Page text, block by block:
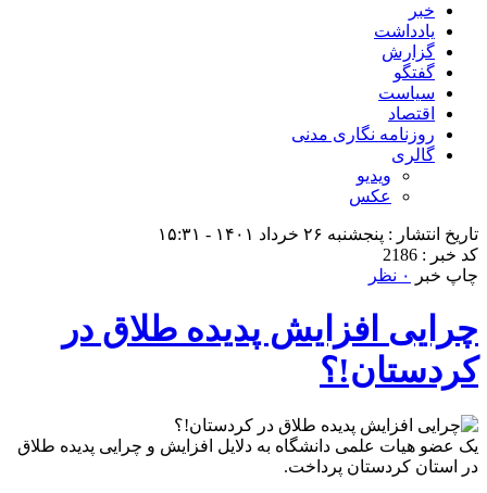
خبر
یادداشت
گزارش
گفتگو
سیاست
اقتصاد
روزنامه نگاری مدنی
گالری
ویدیو
عکس
تاریخ انتشار : پنجشنبه ۲۶ خرداد ۱۴۰۱ - ۱۵:۳۱
کد خبر : 2186
چاپ خبر
۰ نظر
چرایی افزایش پدیده طلاق در
کردستان!؟
یک عضو هیات علمی دانشگاه به دلایل افزایش و چرایی پدیده طلاق
در استان کردستان پرداخت.